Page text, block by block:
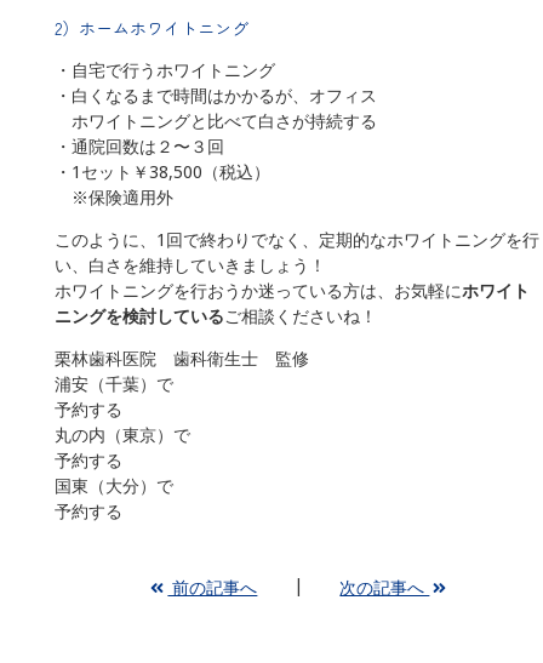
2）ホームホワイトニング
・自宅で行うホワイトニング
・白くなるまで時間はかかるが、オフィス
ホワイトニングと比べて白さが持続する
・通院回数は２〜３回
・1セット￥38,500（税込）
※保険適用外
このように、1回で終わりでなく、定期的なホワイトニングを行
い、白さを維持していきましょう！
ホワイトニングを行おうか迷っている方は、お気軽にホワイト
ニングを検討しているご相談くださいね！
栗林歯科医院 歯科衛生士 監修
浦安（千葉）で
予約する
丸の内（東京）で
予約する
国東（大分）で
予約する
前の記事へ 次の記事へ